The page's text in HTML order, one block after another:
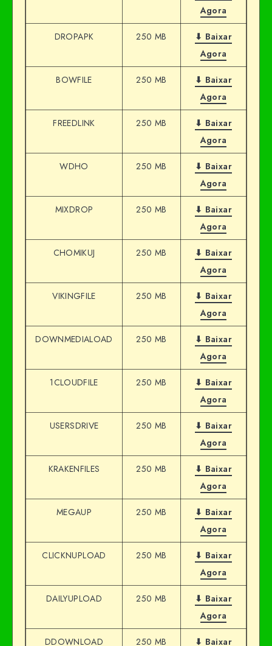
Agora
DROPAPK 250 MB
⬇ Baixar
Agora
BOWFILE 250 MB
⬇ Baixar
Agora
FREEDLINK 250 MB
⬇ Baixar
Agora
WDHO 250 MB
⬇ Baixar
Agora
MIXDROP 250 MB
⬇ Baixar
Agora
CHOMIKUJ 250 MB
⬇ Baixar
Agora
VIKINGFILE 250 MB
⬇ Baixar
Agora
DOWNMEDIALOAD 250 MB
⬇ Baixar
Agora
1CLOUDFILE 250 MB
⬇ Baixar
Agora
USERSDRIVE 250 MB
⬇ Baixar
Agora
KRAKENFILES 250 MB
⬇ Baixar
Agora
MEGAUP 250 MB
⬇ Baixar
Agora
CLICKNUPLOAD 250 MB
⬇ Baixar
Agora
DAILYUPLOAD 250 MB
⬇ Baixar
Agora
DDOWNLOAD 250 MB ⬇ Baixar